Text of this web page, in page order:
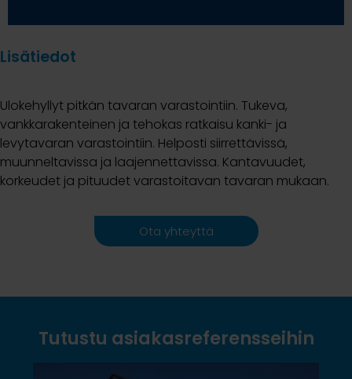
Lisätiedot
Ulokehyllyt pitkän tavaran varastointiin. Tukeva,
vankkarakenteinen ja tehokas ratkaisu kanki- ja
levytavaran varastointiin. Helposti siirrettävissä,
muunneltavissa ja laajennettavissa. Kantavuudet,
korkeudet ja pituudet varastoitavan tavaran mukaan.
Ota yhteyttä
Tutustu asiakasreferensseihin